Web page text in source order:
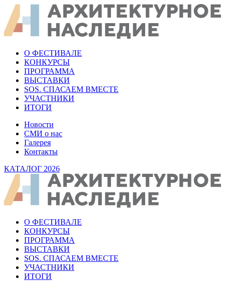
О ФЕСТИВАЛЕ
КОНКУРСЫ
ПРОГРАММА
ВЫСТАВКИ
SOS. СПАСАЕМ ВМЕСТЕ
УЧАСТНИКИ
ИТОГИ
Новости
СМИ о нас
Галерея
Контакты
КАТАЛОГ 2026
О ФЕСТИВАЛЕ
КОНКУРСЫ
ПРОГРАММА
ВЫСТАВКИ
SOS. СПАСАЕМ ВМЕСТЕ
УЧАСТНИКИ
ИТОГИ